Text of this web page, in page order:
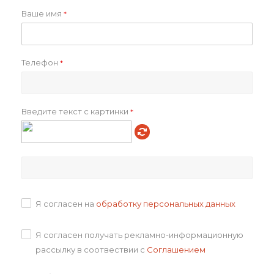
Набор для сыра из
1 018 ₽
Ваше имя *
Телефон *
Введите текст с картинки *
Я согласен на обработку персональных данных
Я согласен получать рекламно-информационную
рассылку в соотвествии с Соглашением